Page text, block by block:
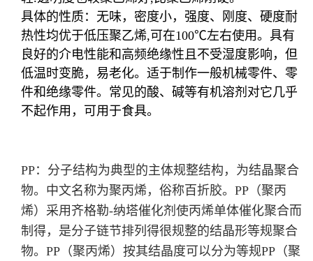
具体的性质：无味，密度小，强度、刚度、硬度耐
热性均优于低压聚乙烯,可在100℃左右使用。具有
良好的介电性能和高频绝缘性且不受湿度影响，但
低温时变脆，易老化。适于制作一般机械零件、零
件和绝缘零件。常见的酸、碱等有机溶剂对它几乎
不起作用，可用于食具。
PP：分子结构为典型的主体规整结构，为结晶聚合
物。中文名称为聚丙烯，俗称百折胶。PP（聚丙
烯）采用齐格勒-纳塔催化剂使丙烯单体催化聚合而
制得，是分子链节排列得很规整的结晶形等规聚合
物。PP（聚丙烯）按其结晶度可以分为等规PP（聚